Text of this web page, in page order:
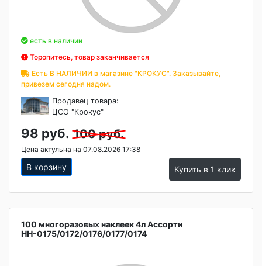
есть в наличии
Торопитесь, товар заканчивается
Есть В НАЛИЧИИ в магазине "КРОКУС". Заказывайте,
привезем сегодня надом.
Продавец товара:
ЦСО "Крокус"
98 руб. 100 руб.
Цена актульна на 07.08.2026 17:38
В корзину Купить в 1 клик
100 многоразовых наклеек 4л Ассорти
НН-0175/0172/0176/0177/0174